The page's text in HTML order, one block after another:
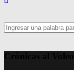
Search
for:
Crónicas al Voleo